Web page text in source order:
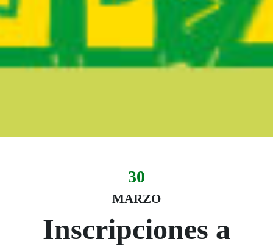
Fecha del evento
30
MARZO
30 marzo
Inscripciones a